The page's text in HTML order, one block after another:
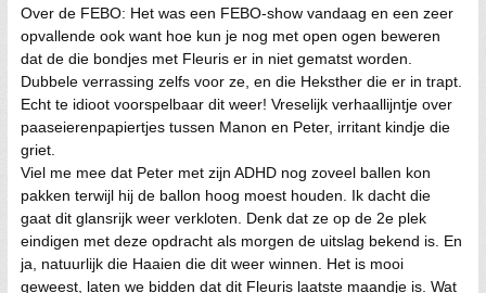
Over de FEBO: Het was een FEBO-show vandaag en een zeer
opvallende ook want hoe kun je nog met open ogen beweren
dat de die bondjes met Fleuris er in niet gematst worden.
Dubbele verrassing zelfs voor ze, en die Heksther die er in trapt.
Echt te idioot voorspelbaar dit weer! Vreselijk verhaallijntje over
paaseierenpapiertjes tussen Manon en Peter, irritant kindje die
griet.
Viel me mee dat Peter met zijn ADHD nog zoveel ballen kon
pakken terwijl hij de ballon hoog moest houden. Ik dacht die
gaat dit glansrijk weer verkloten. Denk dat ze op de 2e plek
eindigen met deze opdracht als morgen de uitslag bekend is. En
ja, natuurlijk die Haaien die dit weer winnen. Het is mooi
geweest, laten we bidden dat dit Fleuris laatste maandje is. Wat